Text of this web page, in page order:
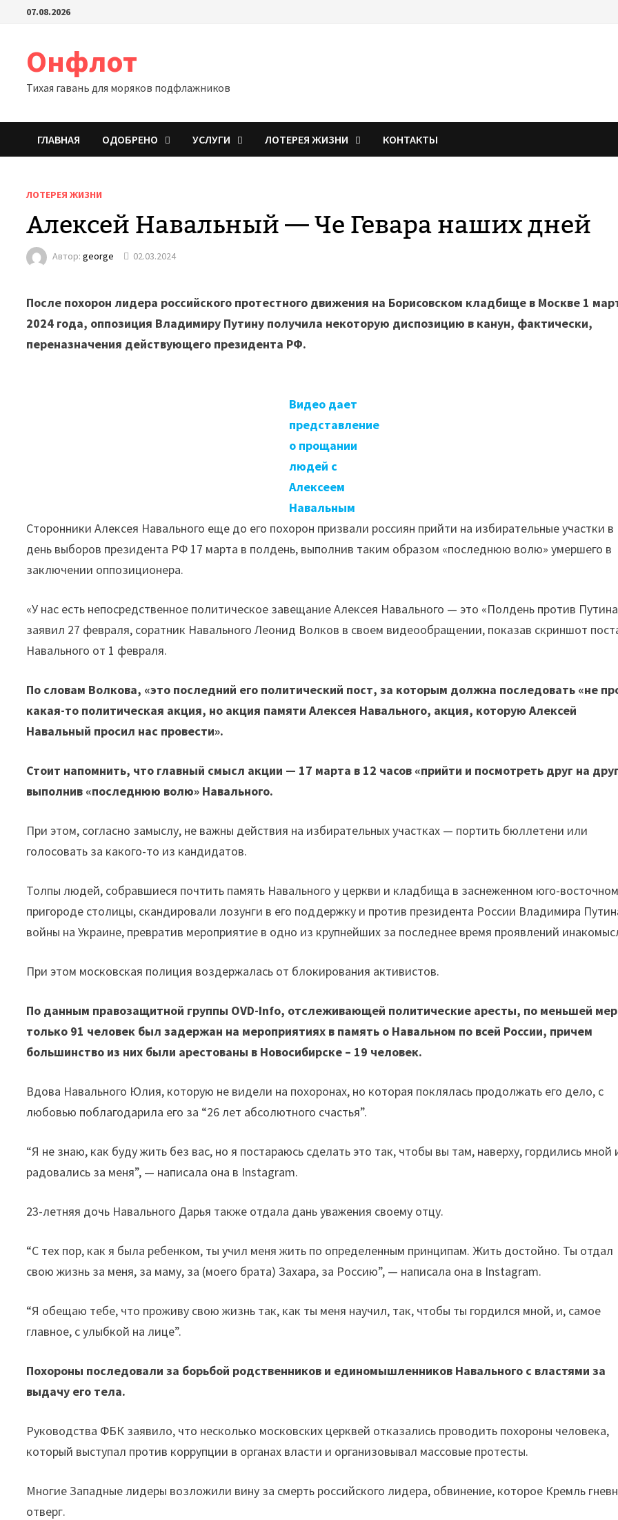
Перейти07.08.2026
Онфлот
Тихая гавань для моряков подфлажников
ГЛАВНАЯ ОДОБРЕНО УСЛУГИ ЛОТЕРЕЯ ЖИЗНИ КОНТАКТЫ
ЛОТЕРЕЯ ЖИЗНИ
Алексей Навальный — Че Гевара наших дней
Автор:george 02.03.2024
После похорон лидера российского протестного движения на Борисовском кладбище в Москве 1
2024 года, оппозиция Владимиру Путину получила некоторую диспозицию в канун, фактически,
переназначения действующего президента РФ.
Видео дает
представление
о прощании
людей с
Алексеем
Навальным
Сторонники Алексея Навального еще до его похорон призвали россиян прийти на избирательные участки в
день выборов президента РФ 17 марта в полдень, выполнив таким образом «последнюю волю» умершего в
заключении оппозиционера.
«У нас есть непосредственное политическое завещание Алексея Навального — это «Полдень против
заявил 27 февраля, соратник Навального Леонид Волков в своем видеообращении, показав скриншот
Навального от 1 февраля.
По словам Волкова, «это последний его политический пост, за которым должна последовать «не
какая-то политическая акция, но акция памяти Алексея Навального, акция, которую Алексей
Навальный просил нас провести».
Стоит напомнить, что главный смысл акции — 17 марта в 12 часов «прийти и посмотреть друг на
выполнив «последнюю волю» Навального.
При этом, согласно замыслу, не важны действия на избирательных участках — портить бюллетени или
голосовать за какого-то из кандидатов.
Толпы людей, собравшиеся почтить память Навального у церкви и кладбища в заснеженном юго-
пригороде столицы, скандировали лозунги в его поддержку и против президента России Владимира
войны на Украине, превратив мероприятие в одно из крупнейших за последнее время проявлений
При этом московская полиция воздержалась от блокирования активистов.
По данным правозащитной группы OVD-Info, отслеживающей политические аресты, по меньшей
только 91 человек был задержан на мероприятиях в память о Навальном по всей России, причем
большинство из них были арестованы в Новосибирске – 19 человек.
Вдова Навального Юлия, которую не видели на похоронах, но которая поклялась продолжать его дело, с
любовью поблагодарила его за “26 лет абсолютного счастья”.
“Я не знаю, как буду жить без вас, но я постараюсь сделать это так, чтобы вы там, наверху, гордились мной
радовались за меня”, — написала она в Instagram.
23-летняя дочь Навального Дарья также отдала дань уважения своему отцу.
“С тех пор, как я была ребенком, ты учил меня жить по определенным принципам. Жить достойно. Ты отдал
свою жизнь за меня, за маму, за (моего брата) Захара, за Россию”, — написала она в Instagram.
“Я обещаю тебе, что проживу свою жизнь так, как ты меня научил, так, чтобы ты гордился мной, и, самое
главное, с улыбкой на лице”.
Похороны последовали за борьбой родственников и единомышленников Навального с властями за
выдачу его тела.
Руководства ФБК заявило, что несколько московских церквей отказались проводить похороны человека,
который выступал против коррупции в органах власти и организовывал массовые протесты.
Многие Западные лидеры возложили вину за смерть российского лидера, обвинение, которое Кремль
отверг.